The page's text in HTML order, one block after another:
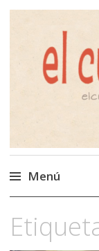
El
Menú
al
contenido